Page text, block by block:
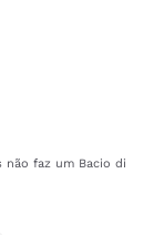
não faz um Bacio di